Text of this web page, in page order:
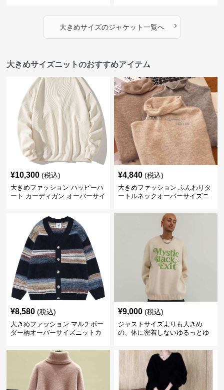
大きめサイズのジャケット一覧へ ›
大きめサイズニットのおすすめアイテム
¥10,300 (税込)
大きめファッション ハッピーハ
ート カーディガン オーバーサイ
¥4,840 (税込)
大きめファッション ふんわりタ
ートルネックオーバーサイズニ
¥8,580 (税込)
大きめファッション マルチボー
ダー柄オーバーサイズニットカ
¥9,000 (税込)
ジャストサイズよりも大きめ
の、体に密着しないゆるっとゆ
ビッグシルエットロゴニット